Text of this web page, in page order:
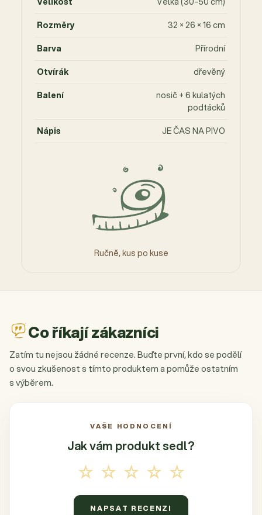
Ručně, kus po kuse
Rozměry
32 × 26 × 16 cm
Barva
Přírodní
Otvírák
dřevěný
Balení
nosič + 6 kulatých
podtácků
Nápis
JE ČAS NA PIVO
Co říkají zákazníci
Zatím tu nejsou žádné recenze. Buďte první, kdo se podělí
o svou zkušenost s tímto produktem a pomůže ostatním
s výběrem.
VAŠE HODNOCENÍ
Jak vám produkt sedl?
☆☆☆☆☆
NAPSAT RECENZI